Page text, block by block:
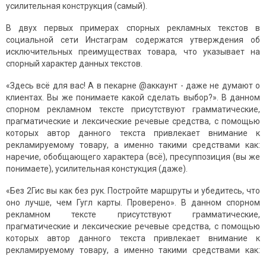
усилительная конструкция (самый).
В двух первых примерах спорных рекламных текстов в
социальной сети Инстаграм содержатся утверждения об
исключительных преимуществах товара, что указывает на
спорный характер данных текстов.
«Здесь всё для вас! А в пекарне @аккаунт - даже не думают о
клиентах. Вы же понимаете какой сделать выбор?». В данном
спорном рекламном тексте присутствуют грамматические,
прагматические и лексические речевые средства, с помощью
которых автор данного текста привлекает внимание к
рекламируемому товару, а именно такими средствами как:
наречие, обобщающего характера (всё), пресуппозиция (вы же
понимаете), усилительная констукция (даже).
«Без 2Гис вы как без рук. Постройте маршруты и убедитесь, что
оно лучше, чем Гугл карты. Проверено». В данном спорном
рекламном тексте присутствуют грамматические,
прагматические и лексические речевые средства, с помощью
которых автор данного текста привлекает внимание к
рекламируемому товару, а именно такими средствами как: